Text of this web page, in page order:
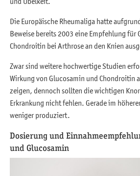
Die Europäische Rheumaliga hatte
Beweise bereits 2003 eine Empfehlung für
Chondroitin bei Arthrose an den Knien
Zwar sind weitere hochwertige Studien
Wirkung von Glucosamin und Chondroitin
zeigen, dennoch sollten die wichtigen
Erkrankung nicht fehlen. Gerade im
weniger produziert.
Dosierung und
und Glucosamin